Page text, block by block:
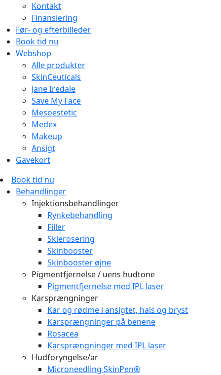
Kontakt
Finansiering
Før- og efterbilleder
Book tid nu
Webshop
Alle produkter
SkinCeuticals
Jane Iredale
Save My Face
Mesoestetic
Medex
Makeup
Ansigt
Gavekort
Book tid nu
Behandlinger
Injektionsbehandlinger
Rynkebehandling
Filler
Sklerosering
Skinbooster
Skinbooster øjne
Pigmentfjernelse / uens hudtone
Pigmentfjernelse med IPL laser
Karsprængninger
Kar og rødme i ansigtet, hals og bryst
Karsprængninger på benene
Rosacea
Karsprængninger med IPL laser
Hudforyngelse/ar
Microneedling SkinPen®